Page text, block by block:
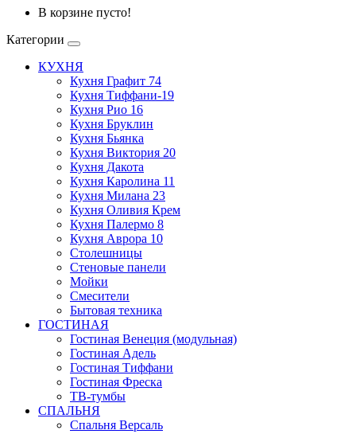
В корзине пусто!
Категории
КУХНЯ
Кухня Графит 74
Кухня Тиффани-19
Кухня Рио 16
Кухня Бруклин
Кухня Бьянка
Кухня Виктория 20
Кухня Дакота
Кухня Каролина 11
Кухня Милана 23
Кухня Оливия Крем
Кухня Палермо 8
Кухня Аврора 10
Столешницы
Стеновые панели
Мойки
Смесители
Бытовая техника
ГОСТИНАЯ
Гостиная Венеция (модульная)
Гостиная Адель
Гостиная Тиффани
Гостиная Фреска
ТВ-тумбы
СПАЛЬНЯ
Спальня Версаль